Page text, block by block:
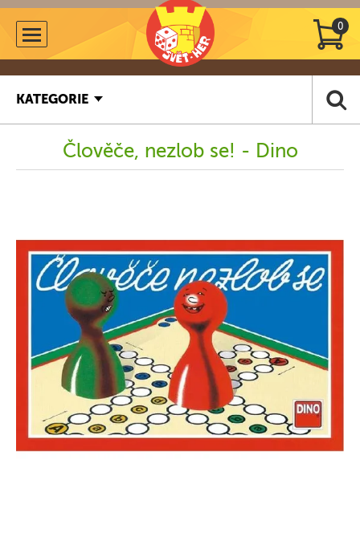
0
KATEGORIE
Člověče, nezlob se! - Dino